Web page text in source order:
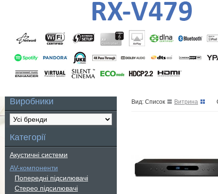
Виробники
Категорії
Акустичні системи
AV-компоненти
Попередні підсилювачі
Стерео підсилювачі
Вид: Список Витрина